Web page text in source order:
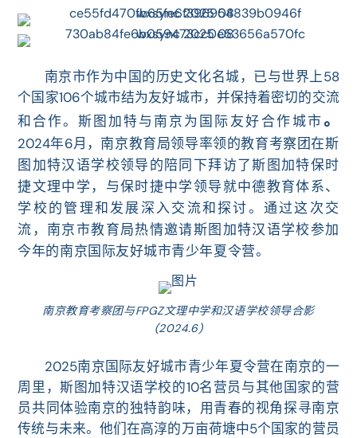
南京市作为中国的历史文化名城，已与世界上58
个国家106个城市结为友好城市，并保持着密切的交流
和合作。斯图加特与南京为国际友好合作城市。
2024年6月 ，南京教育局领导率领的教育考察团在斯
图加特汉语学校领导的陪同下拜访了斯图加特保时
捷文理中学，与保时捷中学领导就中德教育体系、
学校的管理和发展深入交流和探讨。通过这次交
流， 南京市教育局热情邀请斯图加特汉语学校参加
今年的南京国际友好城市青少年夏令营。
南京教育考察团与FPGZ文理中学和汉语学校领导合影
(2024.6)
2025南京国际友好城市青少年夏令营在南京的一
周里，斯图加特汉语学校的10名营员与其他国家的营
员共同体验南京的独特韵味，用青春的视角探寻南京
传统与未来。他们在高淳的万亩荷塘中5个国家的营员